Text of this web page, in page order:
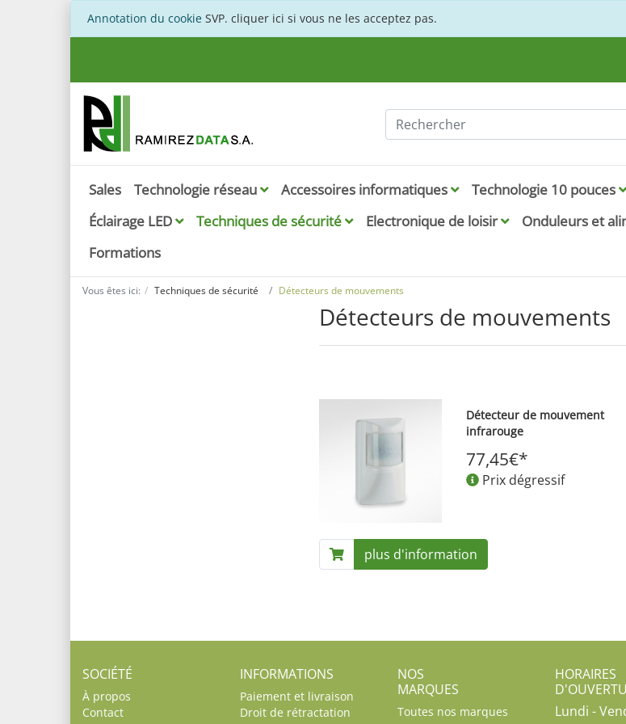
Annotation du cookie SVP. cliquer ici si vous ne les acceptez pas.
Sales Technologie réseau Accessoires informatiques Technologie 10 pouces
Éclairage LED
Techniques de sécurité Electronique de loisir Onduleurs et
Formations
Vous êtes ici: Techniques de sécurité Détecteurs de mouvements
Détecteurs de mouvements
Détecteur de mouvement
infrarouge
77,45€*
Prix dégressif
plus d'information
SOCIÉTÉ
À propos
Contact
INFORMATIONS
Paiement et livraison
Droit de rétractation
NOS
MARQUES
Toutes nos marques
HORAIRES
Lundi -